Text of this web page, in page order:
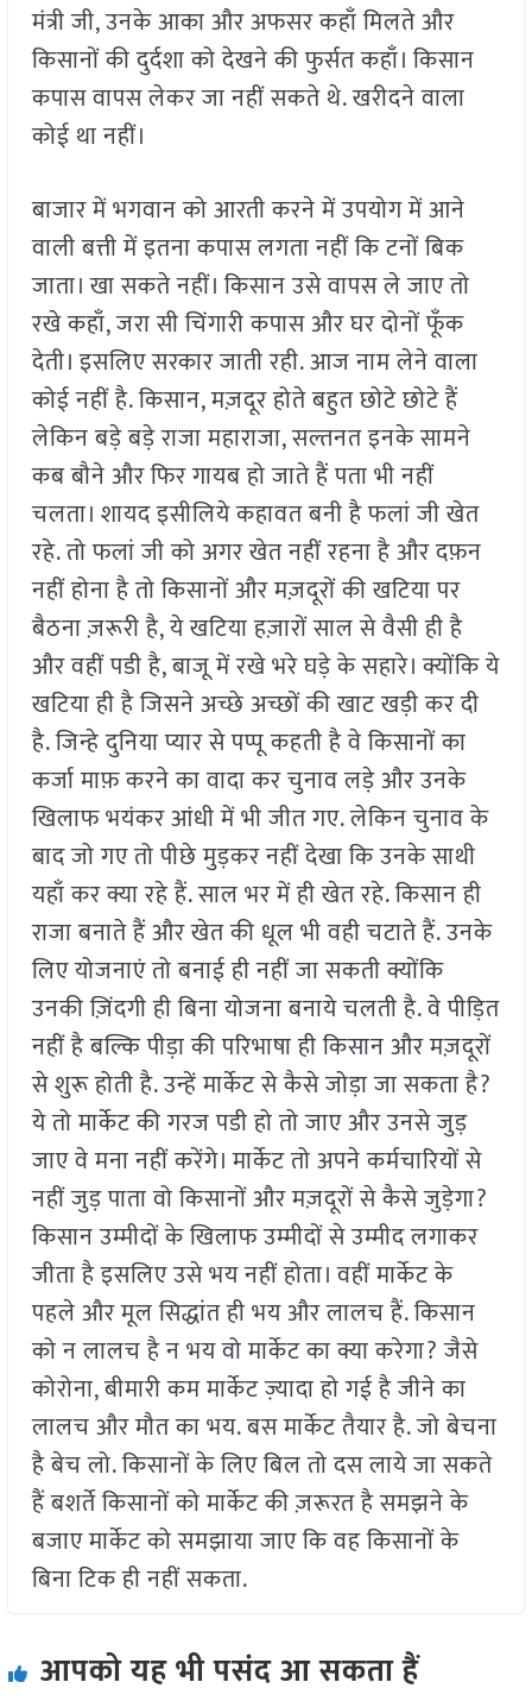
मंत्री जी, उनके आका और अफसर कहाँ मिलते और
किसानों की दुर्दशा को देखने की फुर्सत कहाँ। किसान
कपास वापस लेकर जा नहीं सकते थे. खरीदने वाला
कोई था नहीं।
बाजार में भगवान को आरती करने में उपयोग में आने
वाली बत्ती में इतना कपास लगता नहीं कि टनों बिक
जाता। खा सकते नहीं। किसान उसे वापस ले जाए तो
रखे कहाँ, जरा सी चिंगारी कपास और घर दोनों फूँक
देती। इसलिए सरकार जाती रही. आज नाम लेने वाला
कोई नहीं है. किसान, मज़दूर होते बहुत छोटे छोटे हैं
लेकिन बड़े बड़े राजा महाराजा, सल्तनत इनके सामने
कब बौने और फिर गायब हो जाते हैं पता भी नहीं
चलता। शायद इसीलिये कहावत बनी है फलां जी खेत
रहे. तो फलां जी को अगर खेत नहीं रहना है और दफ़न
नहीं होना है तो किसानों और मज़दूरों की खटिया पर
बैठना ज़रूरी है, ये खटिया हज़ारों साल से वैसी ही है
और वहीं पडी है, बाजू में रखे भरे घड़े के सहारे। क्योंकि ये
खटिया ही है जिसने अच्छे अच्छों की खाट खड़ी कर दी
है. जिन्हे दुनिया प्यार से पप्पू कहती है वे किसानों का
कर्जा माफ़ करने का वादा कर चुनाव लड़े और उनके
खिलाफ भयंकर आंधी में भी जीत गए. लेकिन चुनाव के
बाद जो गए तो पीछे मुड़कर नहीं देखा कि उनके साथी
यहाँ कर क्या रहे हैं. साल भर में ही खेत रहे. किसान ही
राजा बनाते हैं और खेत की धूल भी वही चटाते हैं. उनके
लिए योजनाएं तो बनाई ही नहीं जा सकती क्योंकि
उनकी ज़िंदगी ही बिना योजना बनाये चलती है. वे पीड़ित
नहीं है बल्कि पीड़ा की परिभाषा ही किसान और मज़दूरों
से शुरू होती है. उन्हें मार्केट से कैसे जोड़ा जा सकता है?
ये तो मार्केट की गरज पडी हो तो जाए और उनसे जुड़
जाए वे मना नहीं करेंगे। मार्केट तो अपने कर्मचारियों से
नहीं जुड़ पाता वो किसानों और मज़दूरों से कैसे जुड़ेगा?
किसान उम्मीदों के खिलाफ उम्मीदों से उम्मीद लगाकर
जीता है इसलिए उसे भय नहीं होता। वहीं मार्केट के
पहले और मूल सिद्धांत ही भय और लालच हैं. किसान
को न लालच है न भय वो मार्केट का क्या करेगा? जैसे
कोरोना, बीमारी कम मार्केट ज़्यादा हो गई है जीने का
लालच और मौत का भय. बस मार्केट तैयार है. जो बेचना
है बेच लो. किसानों के लिए बिल तो दस लाये जा सकते
हैं बशर्ते किसानों को मार्केट की ज़रूरत है समझने के
बजाए मार्केट को समझाया जाए कि वह किसानों के
बिना टिक ही नहीं सकता.
आपको यह भी पसंद आ सकता हैं